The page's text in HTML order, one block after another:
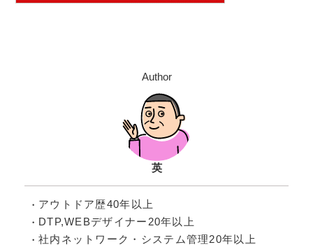
Author
英
アウトドア歴40年以上
DTP,WEBデザイナー20年以上
社内ネットワーク・システム管理20年以上